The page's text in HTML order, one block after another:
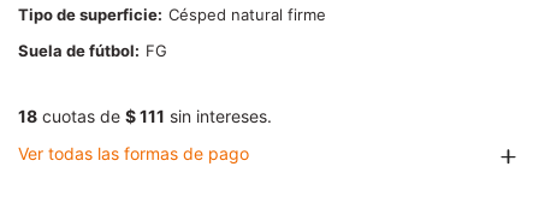
Tipo de superficie Césped natural firme
Suela de fútbol
FG
18 cuotas de $ 111 sin intereses.
Ver todas las formas de pago